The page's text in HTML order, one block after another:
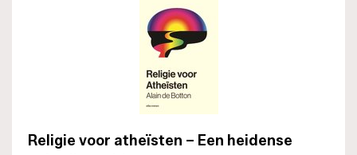
Religie voor atheïsten – Een heidense